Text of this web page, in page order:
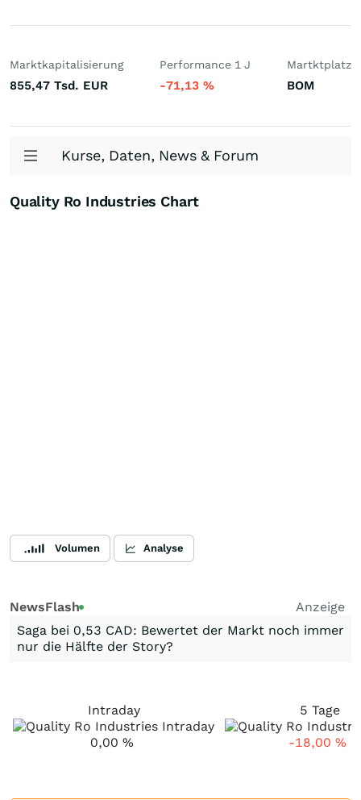
Marktkapitalisierung
855,47 Tsd. EUR
Performance 1 J
-71,13 %
Martktplatz
BOM
Kurse, Daten, News & Forum
Quality Ro Industries Chart
Volumen Analyse
NewsFlash
Anzeige
Saga bei 0,53 CAD: Bewertet der Markt noch immer
nur die Hälfte der Story?
Intraday
0,00 %
5 Tage
-18,00 %